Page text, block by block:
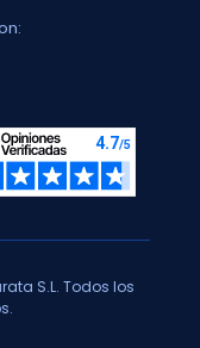
S.L. Todos los